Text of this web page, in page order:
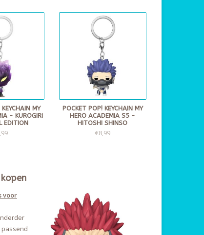
MY
- KUROGIRI
EDITION
POCKET POP! KEYCHAIN MY
HERO ACADEMIA S5 -
HITOSHI SHINSO
€8,99
voor